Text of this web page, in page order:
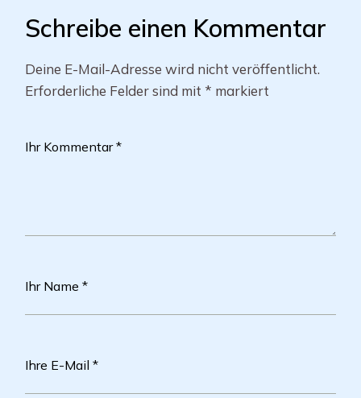
Schreibe einen Kommentar
Deine E-Mail-Adresse wird nicht veröffentlicht.
Erforderliche Felder sind mit * markiert